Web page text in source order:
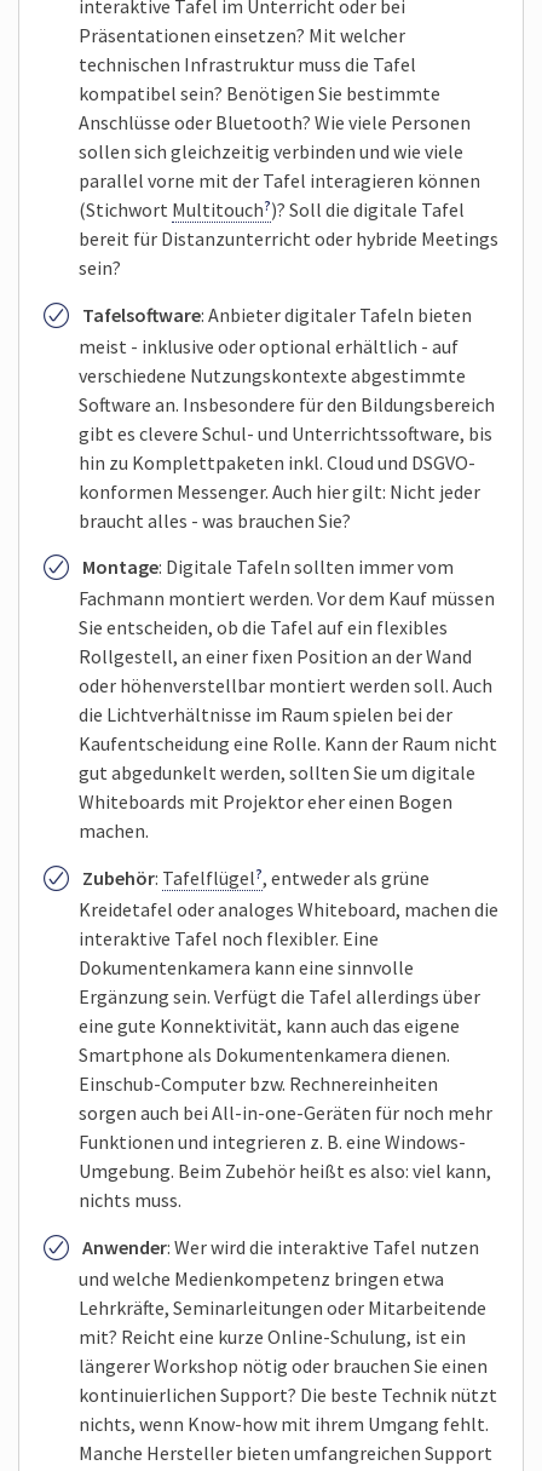
interaktive Tafel im Unterricht oder bei
Präsentationen einsetzen? Mit welcher
technischen Infrastruktur muss die Tafel
kompatibel sein? Benötigen Sie bestimmte
Anschlüsse oder Bluetooth? Wie viele Personen
sollen sich gleichzeitig verbinden und wie viele
parallel vorne mit der Tafel interagieren können
(Stichwort Multitouch )? Soll die digitale Tafel
bereit für Distanzunterricht oder hybride Meetings
sein?
Tafelsoftware: Anbieter digitaler Tafeln bieten
meist - inklusive oder optional erhältlich - auf
verschiedene Nutzungskontexte abgestimmte
Software an. Insbesondere für den Bildungsbereich
gibt es clevere Schul- und Unterrichtssoftware, bis
hin zu Komplettpaketen inkl. Cloud und DSGVO-
konformen Messenger. Auch hier gilt: Nicht jeder
braucht alles - was brauchen Sie?
Montage: Digitale Tafeln sollten immer vom
Fachmann montiert werden. Vor dem Kauf müssen
Sie entscheiden, ob die Tafel auf ein flexibles
Rollgestell, an einer fixen Position an der Wand
oder höhenverstellbar montiert werden soll. Auch
die Lichtverhältnisse im Raum spielen bei der
Kaufentscheidung eine Rolle. Kann der Raum nicht
gut abgedunkelt werden, sollten Sie um digitale
Whiteboards mit Projektor eher einen Bogen
machen.
Zubehör: Tafelflügel , entweder als grüne
Kreidetafel oder analoges Whiteboard, machen die
interaktive Tafel noch flexibler. Eine
Dokumentenkamera kann eine sinnvolle
Ergänzung sein. Verfügt die Tafel allerdings über
eine gute Konnektivität, kann auch das eigene
Smartphone als Dokumentenkamera dienen.
Einschub-Computer bzw. Rechnereinheiten
sorgen auch bei All-in-one-Geräten für noch mehr
Funktionen und integrieren z. B. eine Windows-
Umgebung. Beim Zubehör heißt es also: viel kann,
nichts muss.
Anwender: Wer wird die interaktive Tafel nutzen
und welche Medienkompetenz bringen etwa
Lehrkräfte, Seminarleitungen oder Mitarbeitende
mit? Reicht eine kurze Online-Schulung, ist ein
längerer Workshop nötig oder brauchen Sie einen
kontinuierlichen Support? Die beste Technik nützt
nichts, wenn Know-how mit ihrem Umgang fehlt.
Manche Hersteller bieten umfangreichen Support